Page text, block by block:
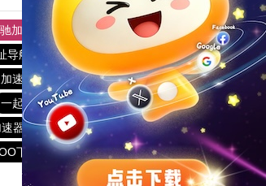
加速器
旋风加速器
导航 软件中心 雷霆加速
狂飙加速器
速器 银河加速器官网
CC加速器
一起扶墙下载站 元链加速器
毛豆加速器
器
免费海外pvn加速器
下载站
永久免费vqn加速外网